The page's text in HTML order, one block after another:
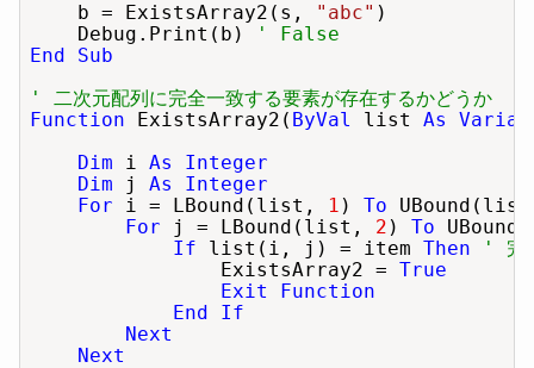
    b = ExistsArray2(s,
"abc" )
    Debug.Print(b)
' False
End Sub
' 二次元配列に完全一致する要素が存在するかどうか
Function ExistsArray2( ByVal list As
Dim i As Integer
Dim j As Integer
For i = LBound(list, 1 ) To
For j = LBound(list, 2 ) To
If list(i, j) = item Then
' 完
                ExistsArray2 =
True
Exit Function
End If
Next
Next